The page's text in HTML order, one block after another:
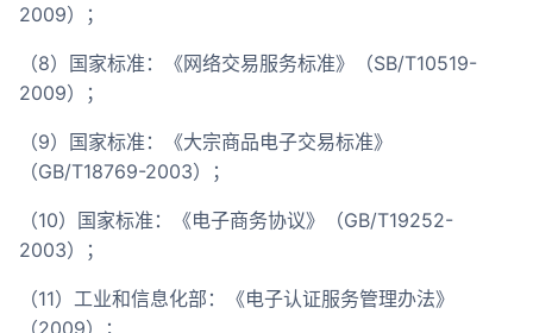
2009）；
（8）国家标准：《网络交易服务标准》（SB/T10519-
2009）；
（9）国家标准：《大宗商品电子交易标准》
（GB/T18769-2003）；
（10）国家标准：《电子商务协议》（GB/T19252-
2003）；
（11）工业和信息化部：《电子认证服务管理办法》
（2009）；